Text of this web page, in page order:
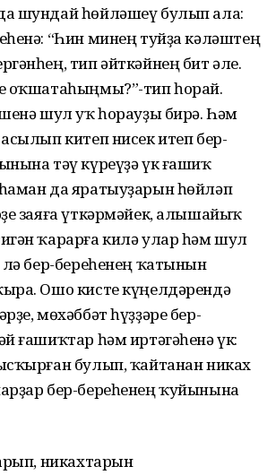
шундай һөйләшеү булып ала:
“Һин минең туйҙа кәләштең
тип әйткәйнең бит әле.
оҡшатаһыңмы?”-тип һорай.
шул уҡ һорауҙы бирә. Һәм
китеп нисек итеп бер-
тәү күреүҙә үк ғашиҡ
да яратыуҙарын һөйләп
заяға үткәрмәйек, алышайыҡ
ҡарарға килә улар һәм шул
лә бер-береһенең ҡатынын
Ошо кисте күңелдәрендә
мөхәббәт һүҙҙәре бер-
ғашиҡтар һәм иртәгәһенә үк:
булып, ҡайтанан никах
бер-береһенең ҡуйынына
никахтарын